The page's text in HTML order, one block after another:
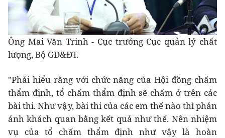
Ông Mai Văn Trinh - Cục trưởng Cục quản lý chất
lượng, Bộ GD&ĐT.
"Phải hiểu rằng với chức năng của Hội đồng chấm
thẩm định, tổ chấm thẩm định sẽ chấm ở trên các
bài thi. Như vậy, bài thi của các em thế nào thì phản
ánh khách quan bằng kết quả như thế. Nên nhiệm
vụ của tổ chấm thẩm định như vậy là hoàn